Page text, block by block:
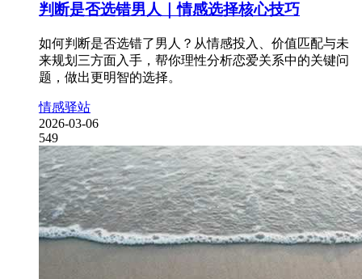
判断是否选错男人｜情感选择核心技巧
如何判断是否选错了男人？从情感投入、价值匹配与未
来规划三方面入手，帮你理性分析恋爱关系中的关键问
题，做出更明智的选择。
情感驿站
2026-03-06
549